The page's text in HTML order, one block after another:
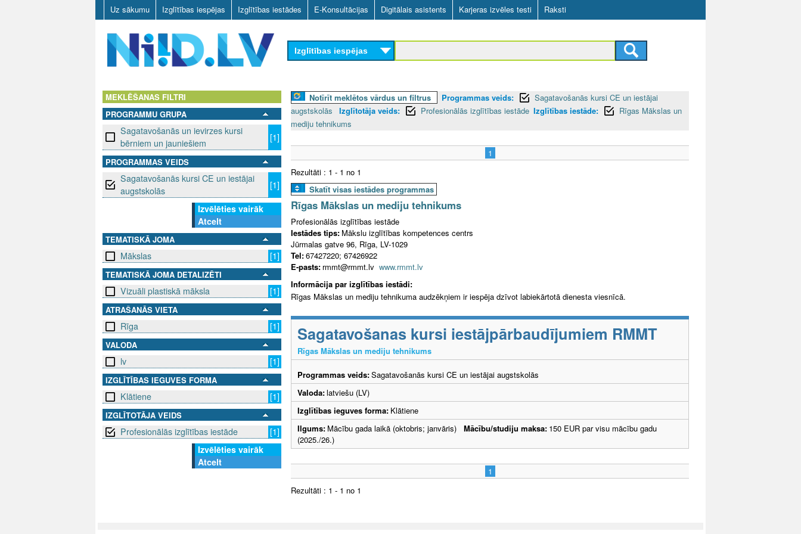
Skip
to
main
content
Uz sākumu Izglītības iespējas Izglītības iestādes E-Konsultācijas Digitālais asistents Karjeras izvēles testi Raksti
D
L
Izglītības iespējas
MEKLĒŠANAS FILTRI
PROGRAMMU GRUPA
Sagatavošanās un ievirzes kursi
bērniem un jauniešiem
[1]
PROGRAMMAS VEIDS
Sagatavošanās kursi CE un iestājai
augstskolās
[1]
Izvēlēties vairāk
Atcelt
TEMATISKĀ JOMA
Mākslas [1]
TEMATISKĀ JOMA DETALIZĒTI
Vizuāli plastiskā māksla [1]
ATRAŠANĀS VIETA
Rīga [1]
VALODA
lv [1]
IZGLĪTĪBAS IEGUVES FORMA
Klātiene [1]
IZGLĪTOTĀJA VEIDS
Profesionālās izglītības iestāde
[1]
Izvēlēties vairāk
Atcelt
Notīrīt meklētos vārdus un filtrus Programmas veids:
Sagatavošanās kursi CE un iestājai
augstskolās
Izglītotāja veids: Profesionālās izglītības iestāde Izglītības iestāde:
Rīgas Mākslas un
mediju tehnikums
1
Rezultāti : 1 - 1 no 1
Skatīt visas iestādes programmas
Rīgas Mākslas un mediju tehnikums
Profesionālās izglītības iestāde
Iestādes tips: Mākslu izglītības kompetences centrs
Jūrmalas gatve 96, Rīga, LV-1029
Tel:67427220; 67426922
E-pasts: rmmt@rmmt.lv www.rmmt.lv
Informācija par izglītības iestādi:
Rīgas Mākslas un mediju tehnikuma audzēkņiem ir iespēja dzīvot labiekārtotā dienesta viesnīcā.
Sagatavošanas kursi iestājpārbaudījumiem RMMT
Rīgas Mākslas un mediju tehnikums
Programmas veids:Sagatavošanās kursi CE un iestājai augstskolās
Valoda:latviešu (LV)
Izglītības ieguves forma: Klātiene
Ilgums: Mācību gada laikā (oktobris; janvāris) Mācību/studiju maksa: 150 EUR par visu mācību gadu
(2025./26.)
1
Rezultāti : 1 - 1 no 1